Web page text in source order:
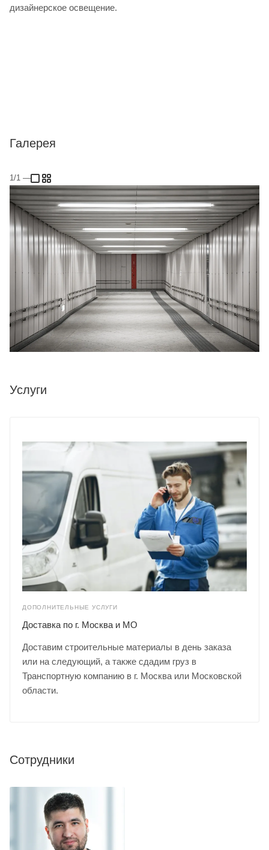
дизайнерское освещение.
Галерея
1/1 —
Услуги
ДОПОЛНИТЕЛЬНЫЕ УСЛУГИ
Доставка по г. Москва и МО
Доставим строительные материалы в день заказа
или на следующий, а также сдадим груз в
Транспортную компанию в г. Москва или Московской
области.
Сотрудники